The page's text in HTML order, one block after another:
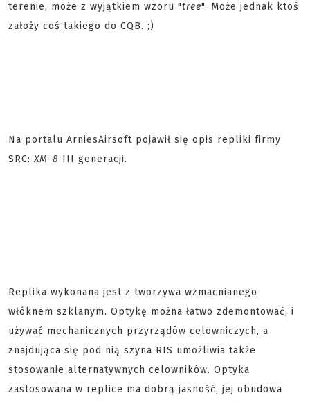
terenie, może z wyjątkiem wzoru "tree". Może jednak ktoś
założy coś takiego do CQB. ;)
Na portalu ArniesAirsoft pojawił się opis repliki firmy
SRC:XM-8 III generacji.
Replika wykonana jest z tworzywa wzmacnianego
włóknem szklanym. Optykę można łatwo zdemontować, i
używać mechanicznych przyrządów celowniczych, a
znajdująca się pod nią szyna RIS umożliwia także
stosowanie alternatywnych celowników. Optyka
zastosowana w replice ma dobrą jasność, jej obudowa